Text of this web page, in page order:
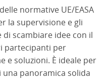
normative UE/EASA
la supervisione e gli
scambiare idee con il
partecipanti per
e soluzioni. È ideale per
una panoramica solida